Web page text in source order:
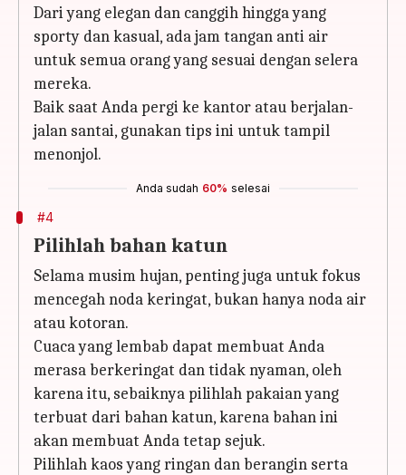
Dari yang elegan dan canggih hingga yang
sporty dan kasual, ada jam tangan anti air
untuk semua orang yang sesuai dengan selera
mereka.
Baik saat Anda pergi ke kantor atau berjalan-
jalan santai, gunakan tips ini untuk tampil
menonjol.
Anda sudah 60% selesai
#4
Pilihlah bahan katun
Selama musim hujan, penting juga untuk fokus
mencegah noda keringat, bukan hanya noda air
atau kotoran.
Cuaca yang lembab dapat membuat Anda
merasa berkeringat dan tidak nyaman, oleh
karena itu, sebaiknya pilihlah pakaian yang
terbuat dari bahan katun, karena bahan ini
akan membuat Anda tetap sejuk.
Pilihlah kaos yang ringan dan berangin serta